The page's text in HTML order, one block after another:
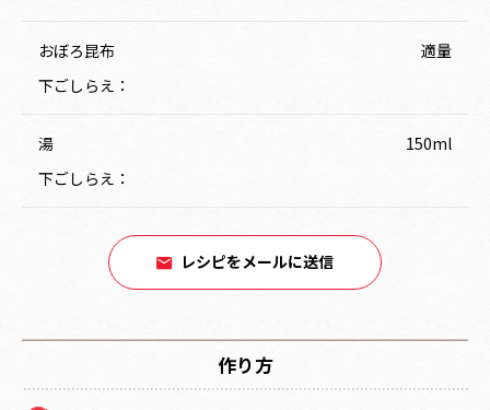
おぼろ昆布
適量
下ごしらえ：
湯
150ml
下ごしらえ：
レシピをメールに送信
作り方